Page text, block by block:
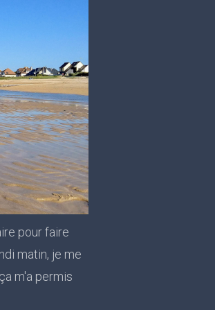
pour faire
matin, je me
m'a permis